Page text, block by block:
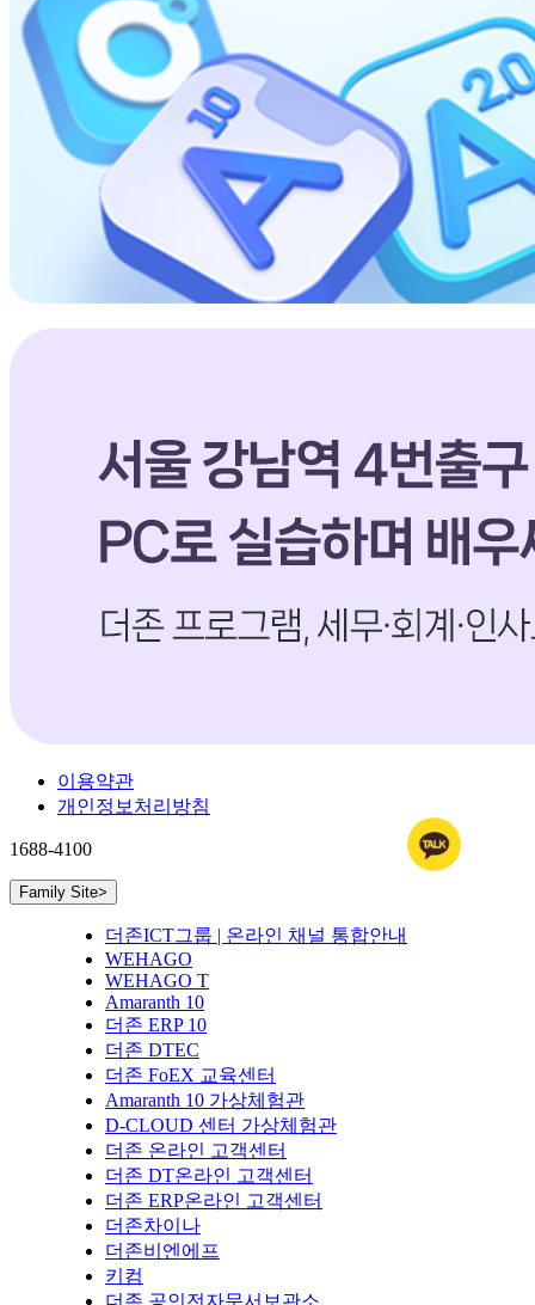
이용약관
개인정보처리방침
1688-4100
Family Site>
더존ICT그룹 | 온라인 채널 통합안내
WEHAGO
WEHAGO T
Amaranth 10
더존 ERP 10
더존 DTEC
더존 FoEX 교육센터
Amaranth 10 가상체험관
D-CLOUD 센터 가상체험관
더존 온라인 고객센터
더존 DT온라인 고객센터
더존 ERP온라인 고객센터
더존차이나
더존비엔에프
키컴
더존 공인전자문서보관소